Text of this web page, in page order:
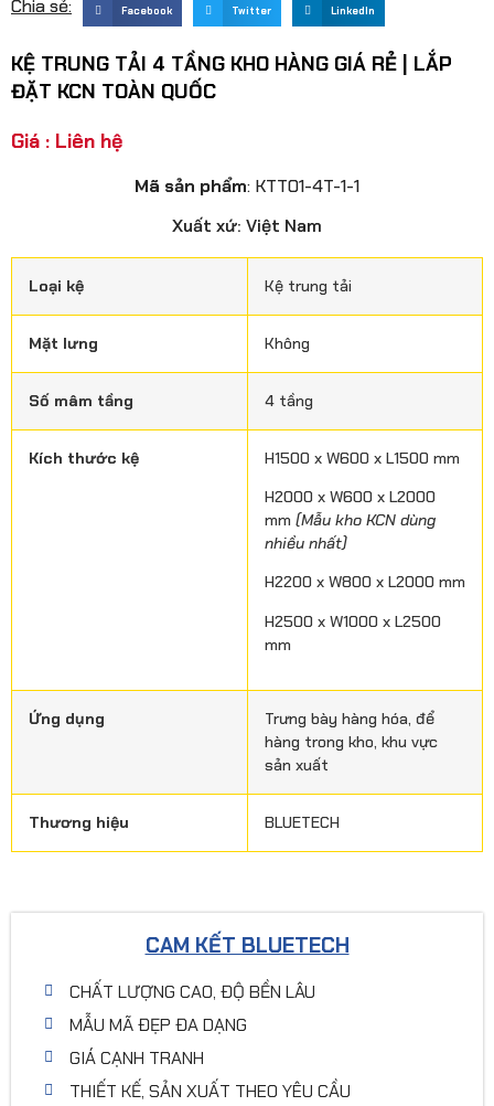
Chia sẻ: Facebook Twitter LinkedIn
KỆ TRUNG TẢI 4 TẦNG KHO HÀNG GIÁ RẺ | LẮP
ĐẶT KCN TOÀN QUỐC
Giá : Liên hệ
Mã sản phẩm: KTT01-4T-1-1
Xuất xứ: Việt Nam
Loại kệ Kệ trung tải
Mặt lưng Không
Số mâm tầng 4 tầng
Kích thước kệ
H1500 x W600 x L1500 mm
H2000 x W600 x L2000
mm (Mẫu kho KCN dùng
nhiều nhất)
H2200 x W800 x L2000 mm
H2500 x W1000 x L2500
mm
Ứng dụng
Trưng bày hàng hóa, để
hàng trong kho, khu vực
sản xuất
Thương hiệu BLUETECH
CAM KẾT BLUETECH
CHẤT LƯỢNG CAO, ĐỘ BỀN LÂU
MẪU MÃ ĐẸP ĐA DẠNG
GIÁ CẠNH TRANH
THIẾT KẾ, SẢN XUẤT THEO YÊU CẦU